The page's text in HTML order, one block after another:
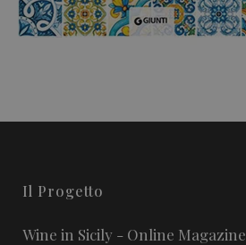
Il Progetto
Wine in Sicily - Online Magazine